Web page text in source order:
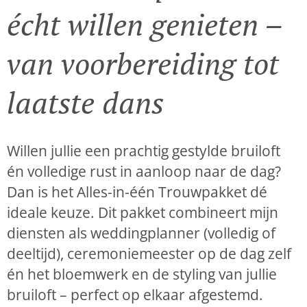
écht willen genieten –
van voorbereiding tot
laatste dans
Willen jullie een prachtig gestylde bruiloft
én volledige rust in aanloop naar de dag?
Dan is het Alles-in-één Trouwpakket dé
ideale keuze. Dit pakket combineert mijn
diensten als weddingplanner (volledig of
deeltijd), ceremoniemeester op de dag zelf
én het bloemwerk en de styling van jullie
bruiloft – perfect op elkaar afgestemd.